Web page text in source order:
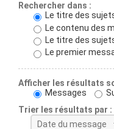
Rechercher dans :
Le titre des
Le contenu des
Le titre des
Le premier
Afficher les résultats
Messages
Trier les résultats par :